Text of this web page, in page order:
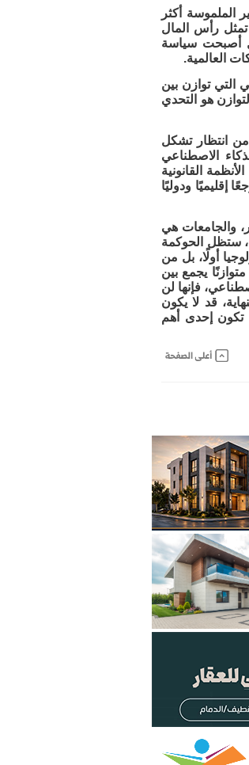
أكثر
تمثل رأس المال
أصبحت سياسة
العالمية.
التي توازن بين
هو التحدي
من انتظار تشكل
الاصطناعي
القانونية
ودوليًا
والجامعات هي
ستظل الحوكمة
أولًا، بل من
يجمع بين
فإنها لن
قد لا يكون
تكون إحدى أهم